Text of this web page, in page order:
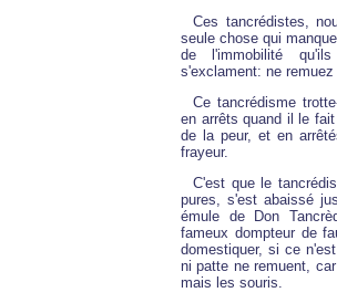
Ces tancrédistes,
seule chose qui
de l'immobilité
s'exclament: ne
Ce tancrédisme
en arrêts quand il le
de la peur, et en
frayeur.
C'est que le
pures, s'est abaissé
émule de Don
fameux dompteur de
domestiquer, si ce
ni patte ne remuent,
mais les souris.